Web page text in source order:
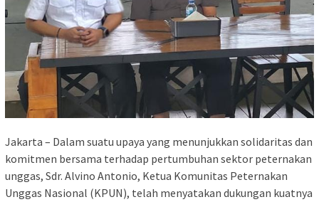
Jakarta – Dalam suatu upaya yang menunjukkan solidaritas dan
komitmen bersama terhadap pertumbuhan sektor peternakan
unggas, Sdr. Alvino Antonio, Ketua Komunitas Peternakan
Unggas Nasional (KPUN), telah menyatakan dukungan kuatnya